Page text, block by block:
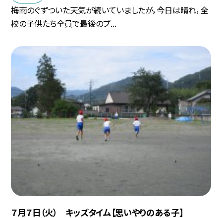
梅雨のぐずついた天気が続いていましたが，今日は晴れ，全
校の子供たち全員で最後のプ...
７月７日（火） キッズタイム【思いやりのある子】